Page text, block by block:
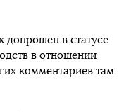
допрошен в статусе
в отношении
комментариев там